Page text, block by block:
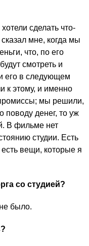
сделать что-
мне, когда мы
что, по его
смотреть и
его в следующем
к этому, и именно
мы решили,
поводу денег, то уж
В фильме нет
студии. Есть
вещи, которые я
со студией?
было.